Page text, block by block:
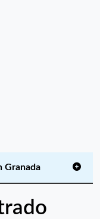
Granada